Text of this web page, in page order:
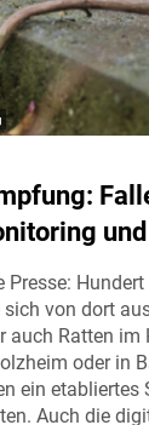
Presse:
sich von dort
auch Ratten im
oder in
ein etabliertes
Auch die